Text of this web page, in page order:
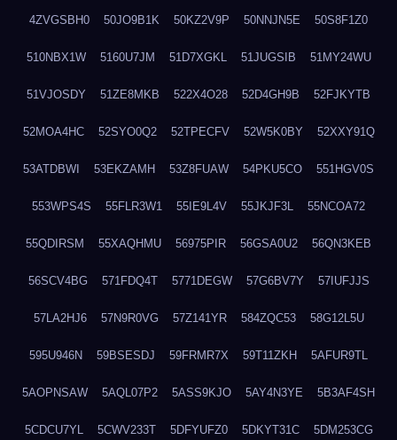
4ZVGSBH0 50JO9B1K 50KZ2V9P 50NNJN5E 50S8F1Z0
510NBX1W 5160U7JM 51D7XGKL 51JUGSIB 51MY24WU
51VJOSDY 51ZE8MKB 522X4O28 52D4GH9B 52FJKYTB
52MOA4HC 52SYO0Q2 52TPECFV 52W5K0BY 52XXY91Q
53ATDBWI 53EKZAMH 53Z8FUAW 54PKU5CO 551HGV0S
553WPS4S 55FLR3W1 55IE9L4V 55JKJF3L 55NCOA72
55QDIRSM 55XAQHMU 56975PIR 56GSA0U2 56QN3KEB
56SCV4BG 571FDQ4T 5771DEGW 57G6BV7Y 57IUFJJS
57LA2HJ6 57N9R0VG 57Z141YR 584ZQC53 58G12L5U
595U946N 59BSESDJ 59FRMR7X 59T11ZKH 5AFUR9TL
5AOPNSAW 5AQL07P2 5ASS9KJO 5AY4N3YE 5B3AF4SH
5CDCU7YL 5CWV233T 5DFYUFZ0 5DKYT31C 5DM253CG